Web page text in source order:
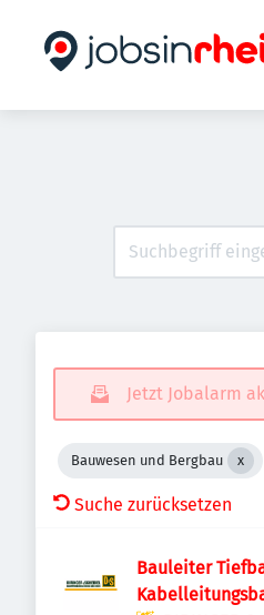
Jetzt Jobalarm
Bauwesen und Bergbau
Suche zurücksetzen
Bauleiter